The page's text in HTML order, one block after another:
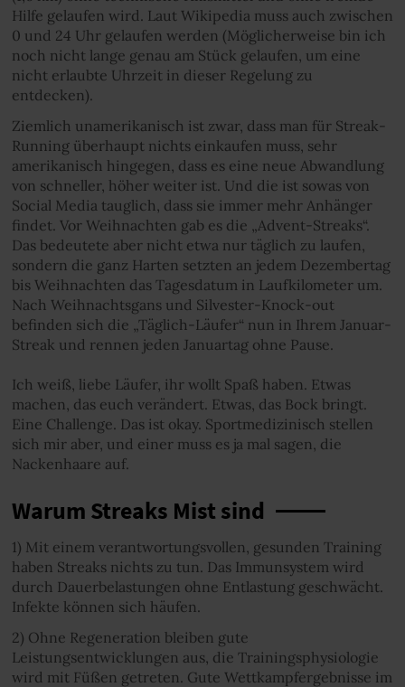
Hilfe gelaufen wird. Laut Wikipedia muss auch zwischen
0 und 24 Uhr gelaufen werden (Möglicherweise bin ich
noch nicht lange genau am Stück gelaufen, um eine
nicht erlaubte Uhrzeit in dieser Regelung zu
entdecken).
Ziemlich unamerikanisch ist zwar, dass man für Streak-
Running überhaupt nichts einkaufen muss, sehr
amerikanisch hingegen, dass es eine neue Abwandlung
von schneller, höher weiter ist. Und die ist sowas von
Social Media tauglich, dass sie immer mehr Anhänger
findet. Vor Weihnachten gab es die „Advent-Streaks“.
Das bedeutete aber nicht etwa nur täglich zu laufen,
sondern die ganz Harten setzten an jedem Dezembertag
bis Weihnachten das Tagesdatum in Laufkilometer um.
Nach Weihnachtsgans und Silvester-Knock-out
befinden sich die „Täglich-Läufer“ nun in Ihrem Januar-
Streak und rennen jeden Januartag ohne Pause.
Ich weiß, liebe Läufer, ihr wollt Spaß haben. Etwas
machen, das euch verändert. Etwas, das Bock bringt.
Eine Challenge. Das ist okay. Sportmedizinisch stellen
sich mir aber, und einer muss es ja mal sagen, die
Nackenhaare auf.
Warum Streaks Mist sind
1) Mit einem verantwortungsvollen, gesunden Training
haben Streaks nichts zu tun. Das Immunsystem wird
durch Dauerbelastungen ohne Entlastung geschwächt.
Infekte können sich häufen.
2) Ohne Regeneration bleiben gute
Leistungsentwicklungen aus, die Trainingsphysiologie
wird mit Füßen getreten. Gute Wettkampfergebnisse im